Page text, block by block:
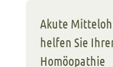
Akute
helfen Sie
Homöopathie